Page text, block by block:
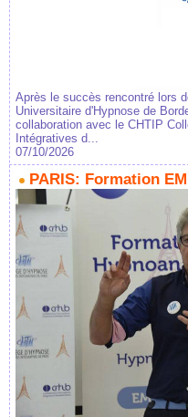
Après le succès rencontré lors
Universitaire d'Hypnose de
collaboration avec le CHTIP
Intégratives d...
07/10/2026
PARIS: Formation